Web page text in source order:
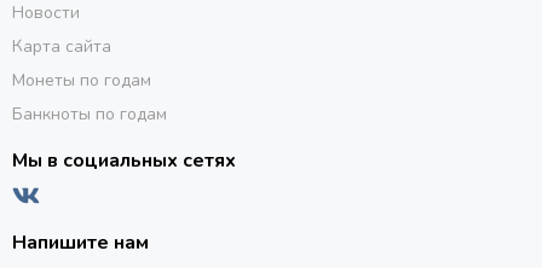
Новости
Карта сайта
Монеты по годам
Банкноты по годам
Мы в социальных сетях
Напишите нам